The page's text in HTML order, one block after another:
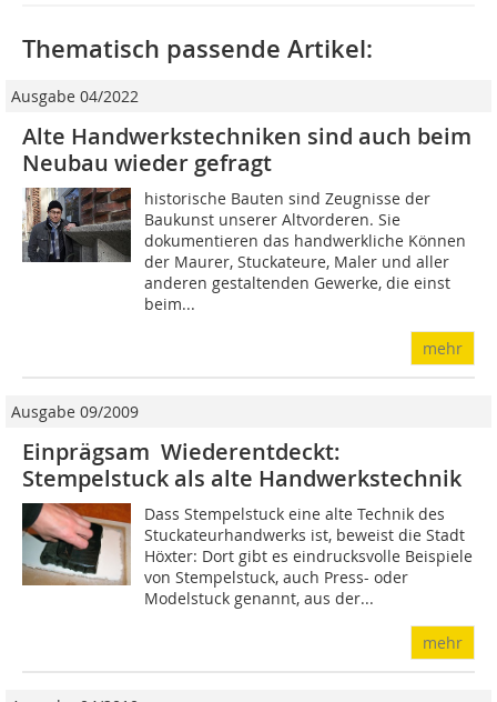
Thematisch passende Artikel:
Ausgabe 04/2022
Alte Handwerkstechniken sind auch beim
Neubau wieder gefragt
historische Bauten sind Zeugnisse der
Baukunst unserer Altvorderen. Sie
dokumentieren das handwerkliche Können
der Maurer, Stuckateure, Maler und aller
anderen gestaltenden Gewerke, die einst
beim...
mehr
Ausgabe 09/2009
Einprägsam Wiederentdeckt:
Stempelstuck als alte Handwerkstechnik
Dass Stempelstuck eine alte Technik des
Stuckateurhandwerks ist, beweist die Stadt
Höxter: Dort gibt es eindrucksvolle Beispiele
von Stempelstuck, auch Press- oder
Modelstuck genannt, aus der...
mehr